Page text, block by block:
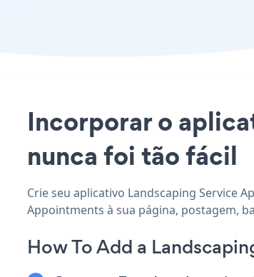
Incorporar o
nunca foi tão fácil
Crie seu aplicativo Landscaping Service
Appointments à sua página, postagem,
How To Add a